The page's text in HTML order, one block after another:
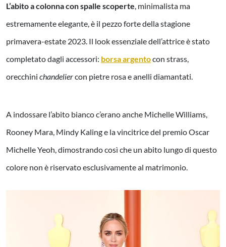
L’abito a colonna con spalle scoperte, minimalista ma
estremamente elegante, è il pezzo forte della stagione
primavera-estate 2023. Il look essenziale dell’attrice è stato
completato dagli accessori: borsa argentocon strass,
orecchini chandeliercon pietre rosa e anelli diamantati.
A indossare l’abito bianco c’erano anche Michelle Williams,
Rooney Mara, Mindy Kaling e la vincitrice del premio Oscar
Michelle Yeoh, dimostrando così che un abito lungo di questo
colore non è riservato esclusivamente al matrimonio.